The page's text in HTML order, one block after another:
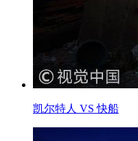
凯尔特人 VS 快船